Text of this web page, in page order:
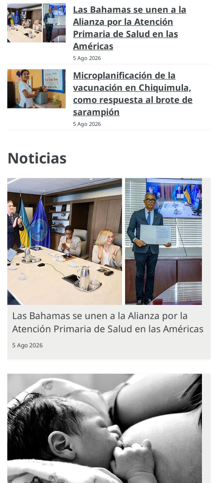
Las Bahamas se unen a la
Alianza por la Atención
Primaria de Salud en las
Américas
5 Ago 2026
Microplanificación de la
vacunación en Chiquimula,
como respuesta al brote de
sarampión
5 Ago 2026
Noticias
Las Bahamas se unen a la Alianza por la
Atención Primaria de Salud en las Américas
5 Ago 2026